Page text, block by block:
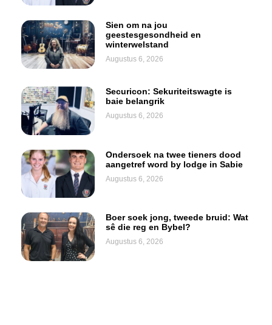
Sien om na jou
geestesgesondheid en
winterwelstand
Augustus 6, 2026
Securicon: Sekuriteitswagte is
baie belangrik
Augustus 6, 2026
Ondersoek na twee tieners dood
aangetref word by lodge in Sabie
Augustus 6, 2026
Boer soek jong, tweede bruid: Wat
sê die reg en Bybel?
Augustus 6, 2026